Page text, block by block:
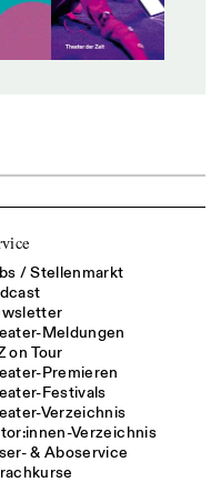
/ Stellenmarkt
Meldungen
on Tour
Premieren
Festivals
Verzeichnis
Verzeichnis
& Aboservice